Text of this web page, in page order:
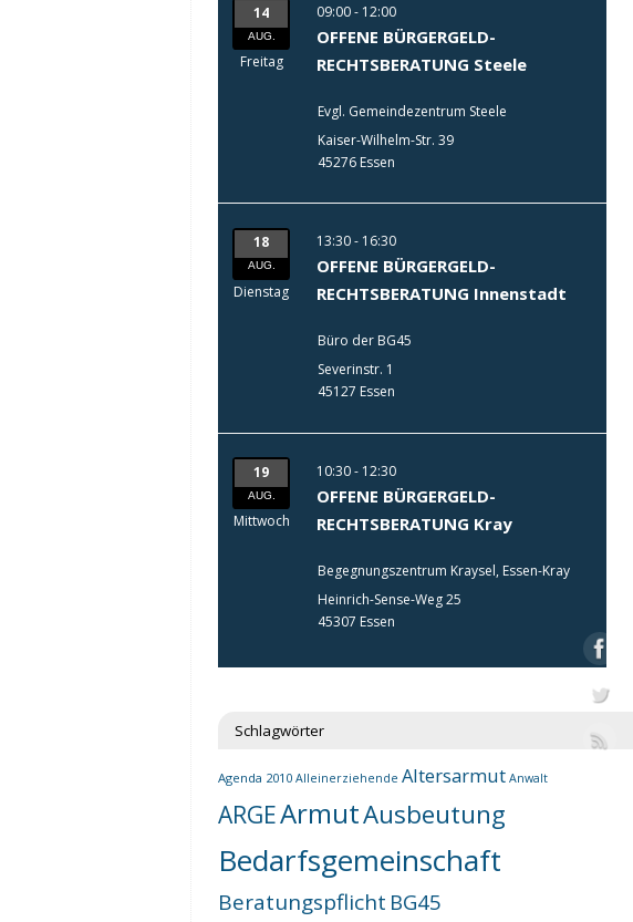
14
AUG.
Freitag
09:00 - 12:00
OFFENE BÜRGERGELD-
RECHTSBERATUNG Steele
Evgl. Gemeindezentrum Steele
Kaiser-Wilhelm-Str. 39
45276 Essen
18
AUG.
Dienstag
13:30 - 16:30
OFFENE BÜRGERGELD-
RECHTSBERATUNG Innenstadt
Büro der BG45
Severinstr. 1
45127 Essen
19
AUG.
Mittwoch
10:30 - 12:30
OFFENE BÜRGERGELD-
RECHTSBERATUNG Kray
Begegnungszentrum Kraysel, Essen-Kray
Heinrich-Sense-Weg 25
45307 Essen
Schlagwörter
Agenda 2010 Alleinerziehende Altersarmut Anwalt
ARGEArmutAusbeutung
Bedarfsgemeinschaft
Beratungspflicht BG45